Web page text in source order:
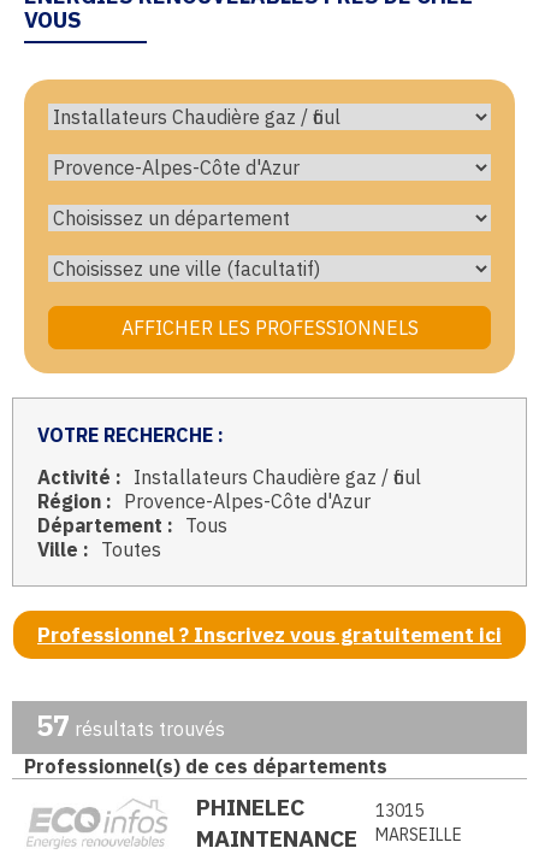
VOUS
VOTRE RECHERCHE :
Activité : Installateurs Chaudière gaz / fioul
Région : Provence-Alpes-Côte d'Azur
Département : Tous
Ville : Toutes
Professionnel ? Inscrivez vous gratuitement ici
57 résultats trouvés
Professionnel(s) de ces départements
PHINELEC
MAINTENANCE
13015
MARSEILLE